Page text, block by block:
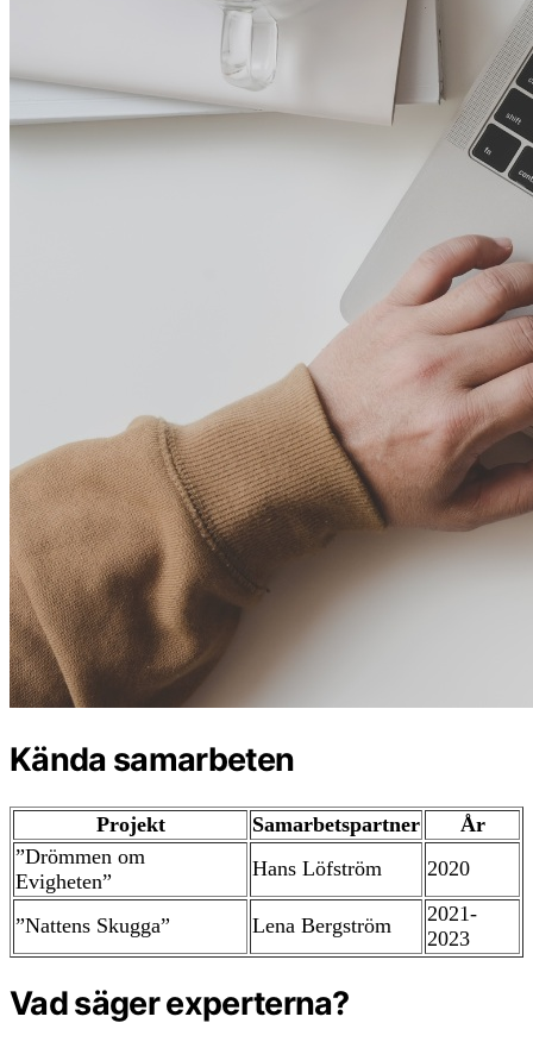
Kända samarbeten
Projekt Samarbetspartner
År
”Drömmen om
Evigheten”
Hans Löfström 2020
”Nattens Skugga” Lena Bergström
2021-
2023
Vad säger experterna?